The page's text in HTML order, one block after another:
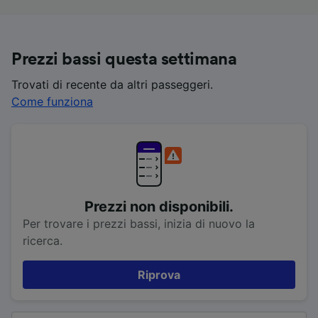
Prezzi bassi questa settimana
Trovati di recente da altri passeggeri.
Come funziona
Prezzi non disponibili.
Per trovare i prezzi bassi, inizia di nuovo la
ricerca.
Riprova